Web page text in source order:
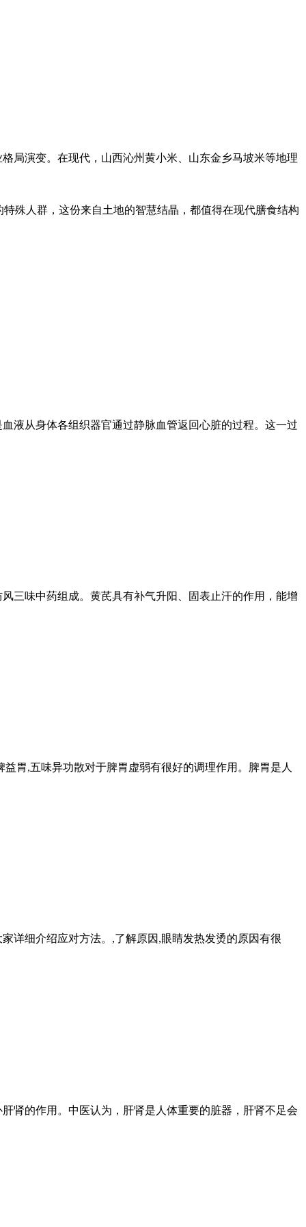
局演变。在现代，山西沁州黄小米、山东金乡马坡米等地理
殊人群，这份来自土地的智慧结晶，都值得在现代膳食结构
液从身体各组织器官通过静脉血管返回心脏的过程。这一过
三味中药组成。黄芪具有补气升阳、固表止汗的作用，能增
胃,五味异功散对于脾胃虚弱有很好的调理作用。脾胃是人
详细介绍应对方法。,了解原因,眼睛发热发烫的原因有很
肾的作用。中医认为，肝肾是人体重要的脏器，肝肾不足会